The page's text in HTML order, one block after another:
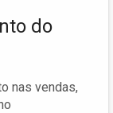
do
nas vendas,